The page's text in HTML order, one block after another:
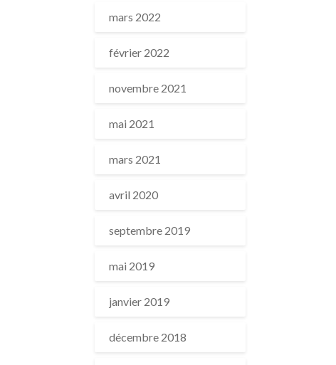
mars 2022
février 2022
novembre 2021
mai 2021
mars 2021
avril 2020
septembre 2019
mai 2019
janvier 2019
décembre 2018